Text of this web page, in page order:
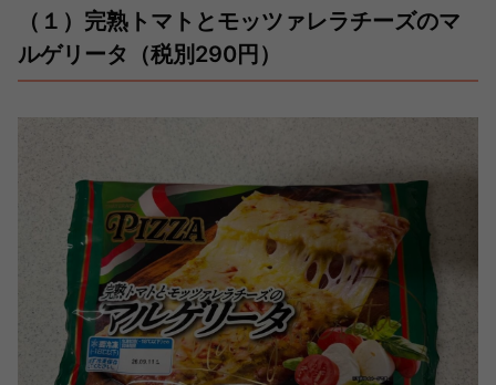
（１）完熟トマトとモッツァレラチーズのマ
ルゲリータ（税別290円）